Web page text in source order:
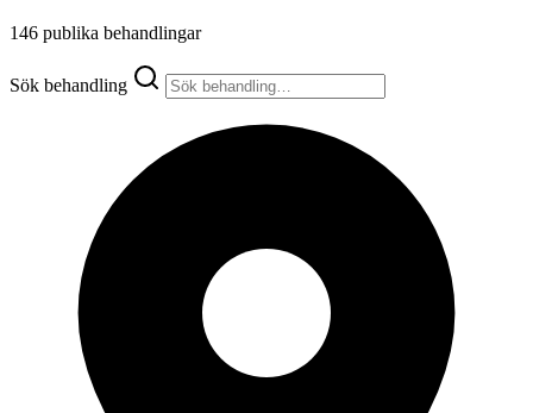
146 publika behandlingar
Sök behandling